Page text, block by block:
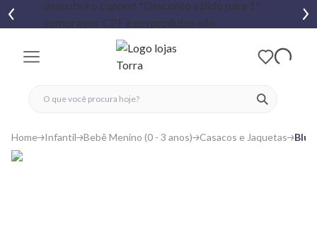
ver
fechar menu
fechar menu
favoritos
Home Infantil Bebê Menino (0 - 3 anos) Casacos e Jaquetas